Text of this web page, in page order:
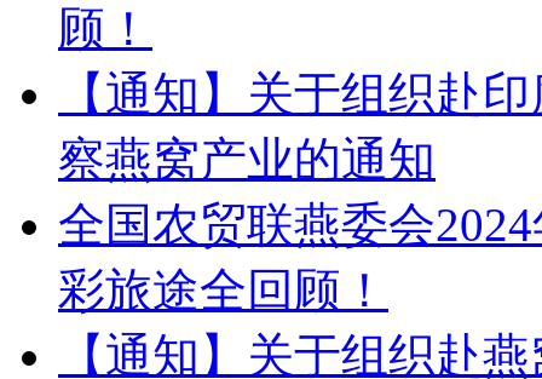
顾！
【通知】关于组织赴
察燕窝产业的通知
全国农贸联燕委会
彩旅途全回顾！
【通知】关于组织赴